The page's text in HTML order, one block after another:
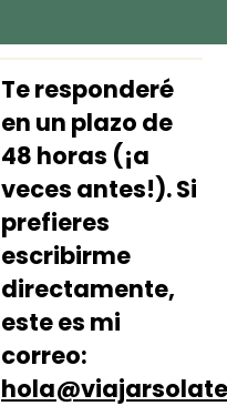
Te responderé
en un plazo de
48 horas (¡a
veces antes!).Si
prefieres
escribirme
directamente,
este es mi
correo: